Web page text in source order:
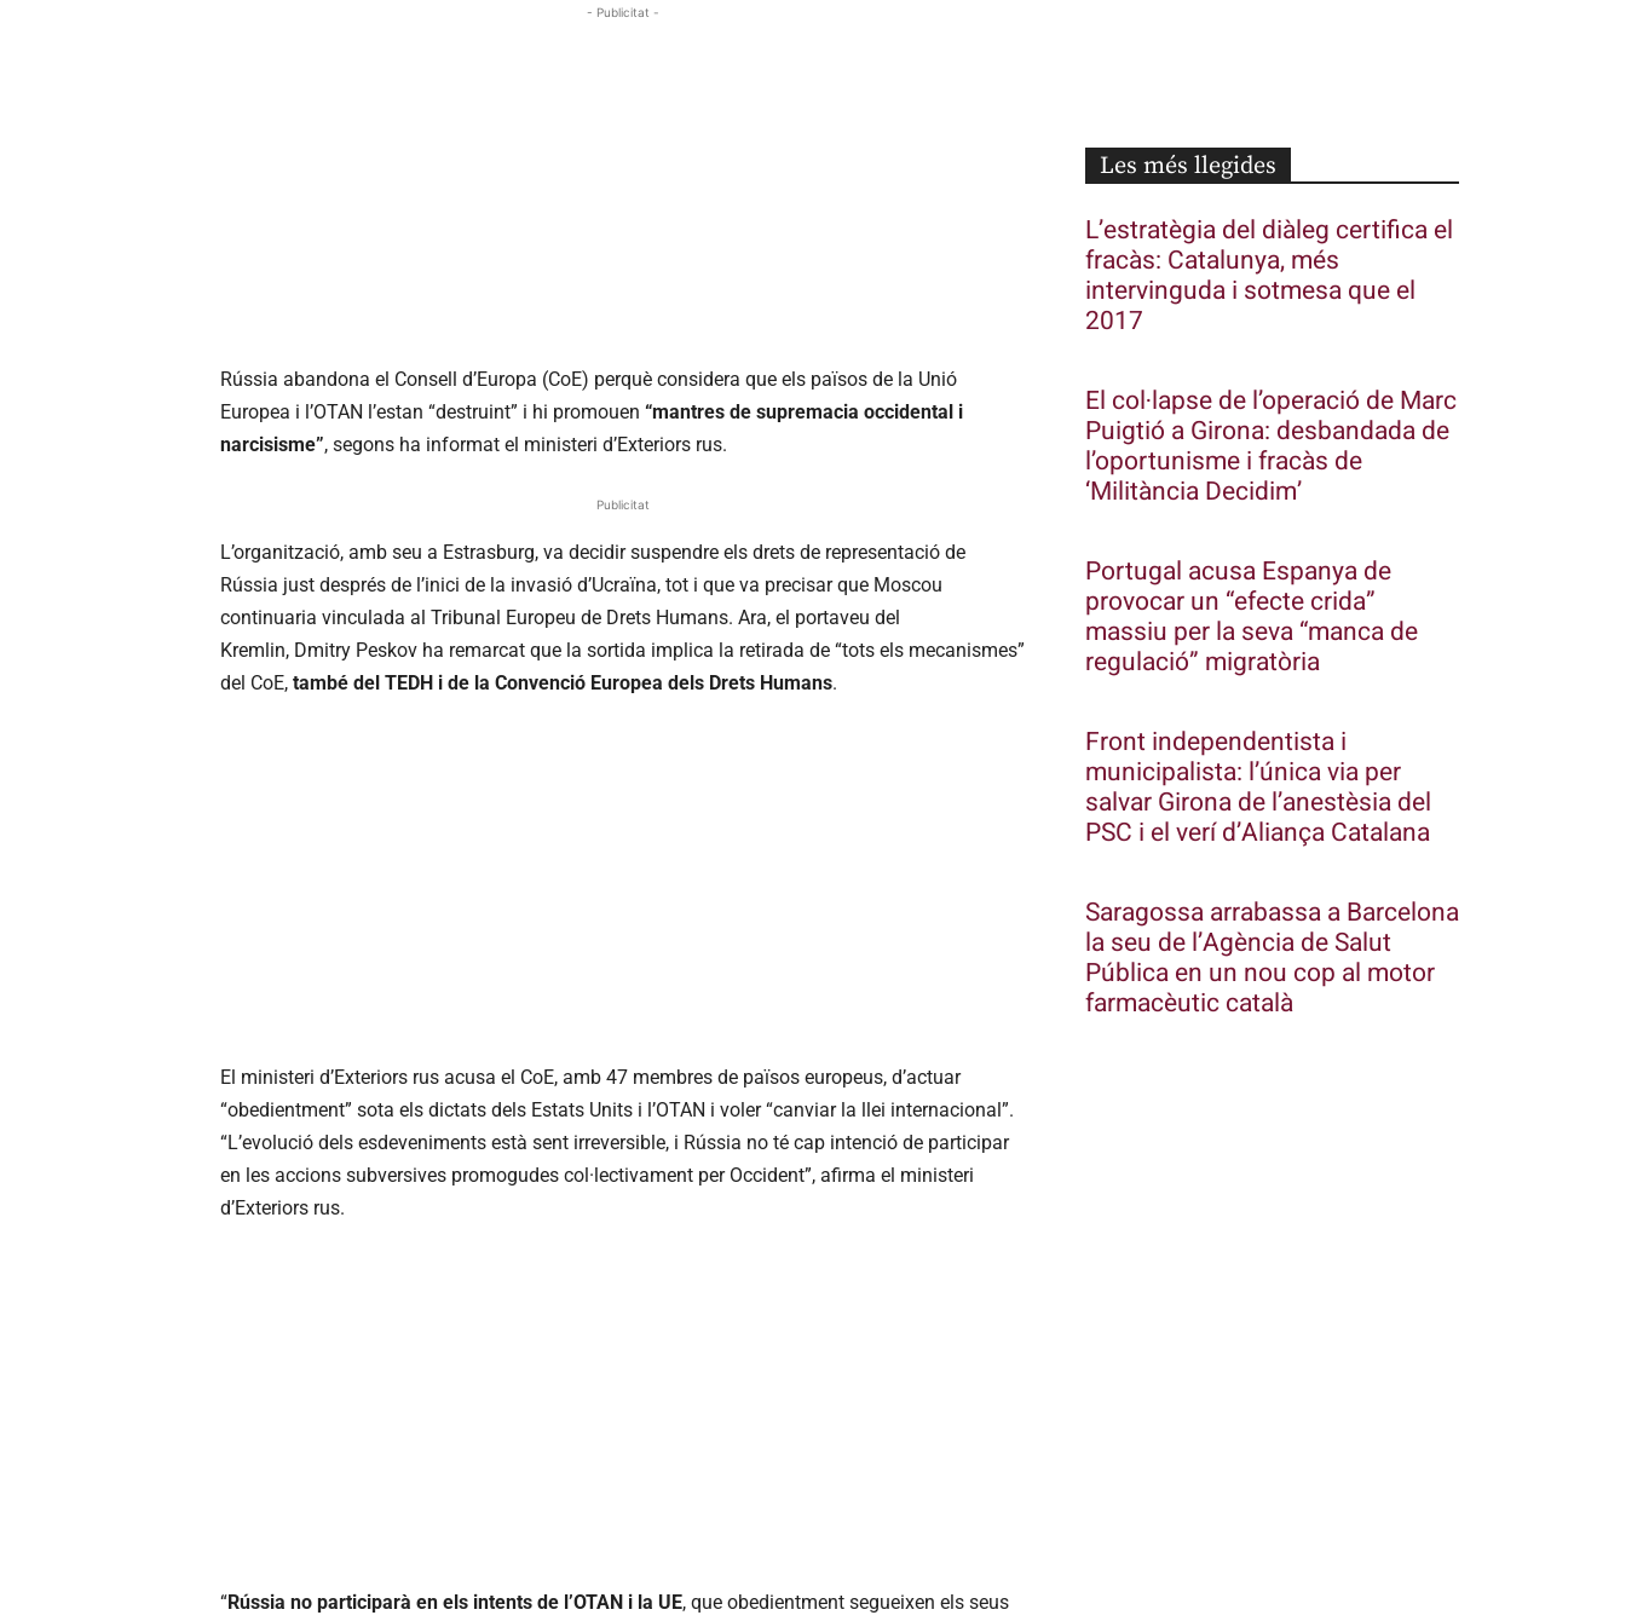
- Publicitat -
Rússia abandona el Consell d’Europa (CoE) perquè considera que els països de la Unió
Europea i l’OTAN l’estan “destruint” i hi promouen “mantres de supremacia occidental i
narcisisme”, segons ha informat el ministeri d’Exteriors rus.
Publicitat
L’organització, amb seu a Estrasburg, va decidir suspendre els drets de representació de
Rússia just després de l’inici de la invasió d’Ucraïna, tot i que va precisar que Moscou
continuaria vinculada al Tribunal Europeu de Drets Humans. Ara, el portaveu del
Kremlin, Dmitry Peskov ha remarcat que la sortida implica la retirada de “tots els mecanismes”
del CoE, també del TEDH i de la Convenció Europea dels Drets Humans.
El ministeri d’Exteriors rus acusa el CoE, amb 47 membres de països europeus, d’actuar
“obedientment” sota els dictats dels Estats Units i l’OTAN i voler “canviar la llei internacional”.
“L’evolució dels esdeveniments està sent irreversible, i Rússia no té cap intenció de participar
en les accions subversives promogudes col·lectivament per Occident”, afirma el ministeri
d’Exteriors rus.
“Rússia no participarà en els intents de l’OTAN i la UE, que obedientment segueixen els seus
Les més llegides
L’estratègia del diàleg certifica el
fracàs: Catalunya, més
intervinguda i sotmesa que el
2017
El col·lapse de l’operació de Marc
Puigtió a Girona: desbandada de
l’oportunisme i fracàs de
‘Militància Decidim’
Portugal acusa Espanya de
provocar un “efecte crida”
massiu per la seva “manca de
regulació” migratòria
Front independentista i
municipalista: l’única via per
salvar Girona de l’anestèsia del
PSC i el verí d’Aliança Catalana
Saragossa arrabassa a Barcelona
la seu de l’Agència de Salut
Pública en un nou cop al motor
farmacèutic català